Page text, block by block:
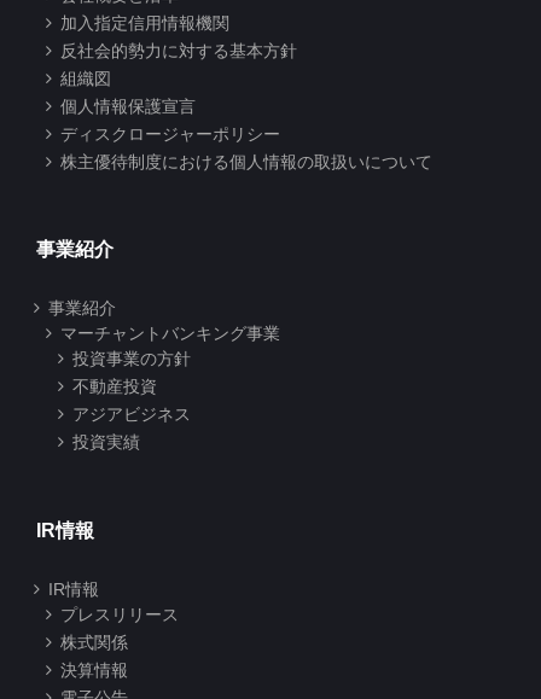
加入指定信用情報機関
反社会的勢力に対する基本方針
組織図
個人情報保護宣言
ディスクロージャーポリシー
株主優待制度における個人情報の取扱いについて
事業紹介
事業紹介
マーチャントバンキング事業
投資事業の方針
不動産投資
アジアビジネス
投資実績
IR情報
IR情報
プレスリリース
株式関係
決算情報